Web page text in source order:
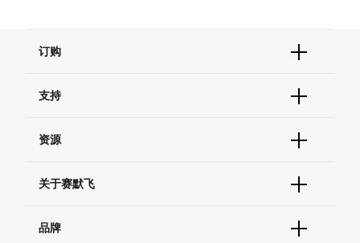
订购
订单支持
现货供应中心
支持
联系我们 - 400 820 8982
查找文件&证书
资源
促销
社交媒体
关于赛默飞
招聘
品牌